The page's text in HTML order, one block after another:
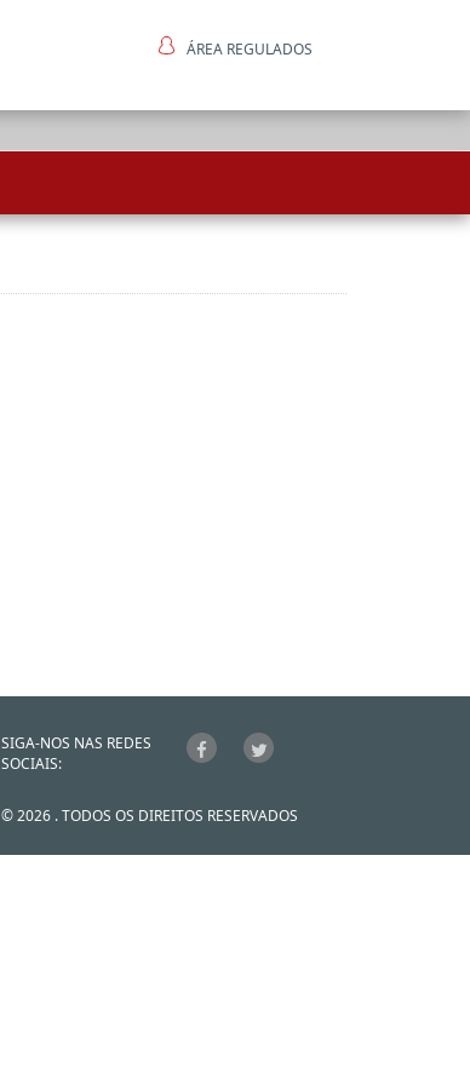
ÁREA REGULADOS
SIGA-NOS NAS REDES
SOCIAIS:
© 2026 . TODOS OS DIREITOS RESERVADOS